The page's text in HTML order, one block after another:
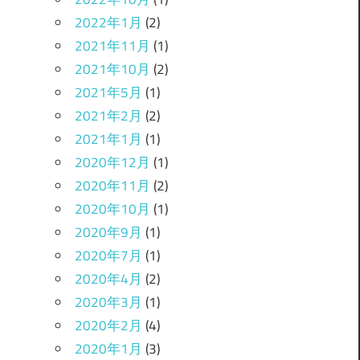
2022年1月 (2)
2021年11月 (1)
2021年10月 (2)
2021年5月 (1)
2021年2月 (2)
2021年1月 (1)
2020年12月 (1)
2020年11月 (2)
2020年10月 (1)
2020年9月 (1)
2020年7月 (1)
2020年4月 (2)
2020年3月 (1)
2020年2月 (4)
2020年1月 (3)